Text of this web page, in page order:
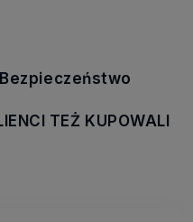
Bezpieczeństwo
nie zawiera ewentualnych
TEŻ KUPOWALI